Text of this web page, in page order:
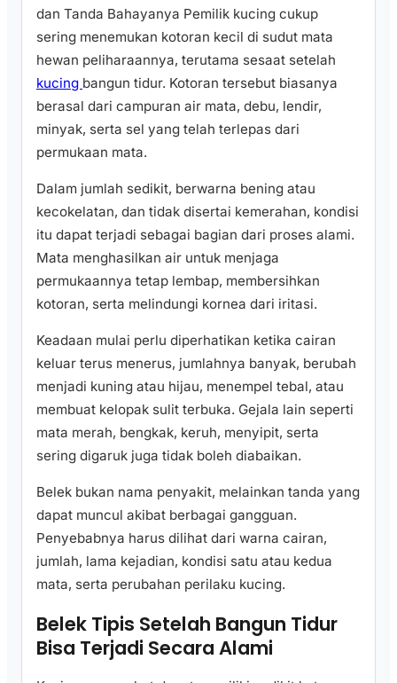
dan Tanda Bahayanya Pemilik kucing cukup
sering menemukan kotoran kecil di sudut mata
hewan peliharaannya, terutama sesaat setelah
kucing bangun tidur. Kotoran tersebut biasanya
berasal dari campuran air mata, debu, lendir,
minyak, serta sel yang telah terlepas dari
permukaan mata.
Dalam jumlah sedikit, berwarna bening atau
kecokelatan, dan tidak disertai kemerahan, kondisi
itu dapat terjadi sebagai bagian dari proses alami.
Mata menghasilkan air untuk menjaga
permukaannya tetap lembap, membersihkan
kotoran, serta melindungi kornea dari iritasi.
Keadaan mulai perlu diperhatikan ketika cairan
keluar terus menerus, jumlahnya banyak, berubah
menjadi kuning atau hijau, menempel tebal, atau
membuat kelopak sulit terbuka. Gejala lain seperti
mata merah, bengkak, keruh, menyipit, serta
sering digaruk juga tidak boleh diabaikan.
Belek bukan nama penyakit, melainkan tanda yang
dapat muncul akibat berbagai gangguan.
Penyebabnya harus dilihat dari warna cairan,
jumlah, lama kejadian, kondisi satu atau kedua
mata, serta perubahan perilaku kucing.
Belek Tipis Setelah Bangun Tidur
Bisa Terjadi Secara Alami